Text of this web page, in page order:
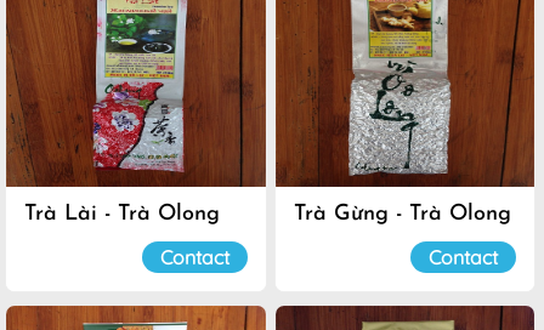
Trà Lài - Trà Olong
Contact
Trà Gừng - Trà Olong
Contact